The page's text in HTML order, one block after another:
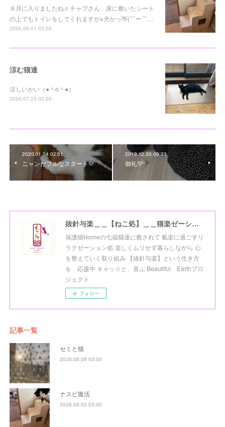
８月に入りましたね♬チャプさん、床に敷いたシート
の上でもトイレをしてくれますが※犬かっ👋(￣ー￣…
2026.08.01 03:00
涼む猫達
涼しいかい（●＾o＾●）
2026.07.25 03:20
2020.01.04 02:51
ニャンだフルなスタート💛
2019.12.30 09:33
御礼💛
抜針与楽＿＿【ねこ処】＿＿猫楽ゼーションHome☆
保護猫Homeの七福猫達に癒されて 氣楽に過ごすリ
ラクゼーション処 楽しくムリせず暮らしながら 心
を整えていく取り組み 【抜針与楽】という生き方
を 応援中 キャッ☆と、喜ぶ Beautiful Earthプロ
ジェクト
フォロー
記事一覧
セミと猫
2026.08.08 03:00
ナスビ復活
2026.08.01 03:00